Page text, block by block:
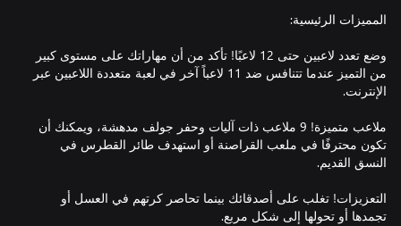
وضع تعدد لاعبين حتى 12 لاعبًا! تأكد من أن مهاراتك على مستوى كبير
من التميز عندما تتنافس ضد 11 لاعباً آخر في لعبة متعددة اللاعبين عبر
ملاعب متميزة! 9 ملاعب ذات آليات وحفر جولف مدهشة، ويمكنك أن
تكون محترفًا في ملعب القراصنة أو استهدف طائر القطرس في
التعزيزات! تغلب على أصدقائك بينما تحاصر كرتهم في العسل أو